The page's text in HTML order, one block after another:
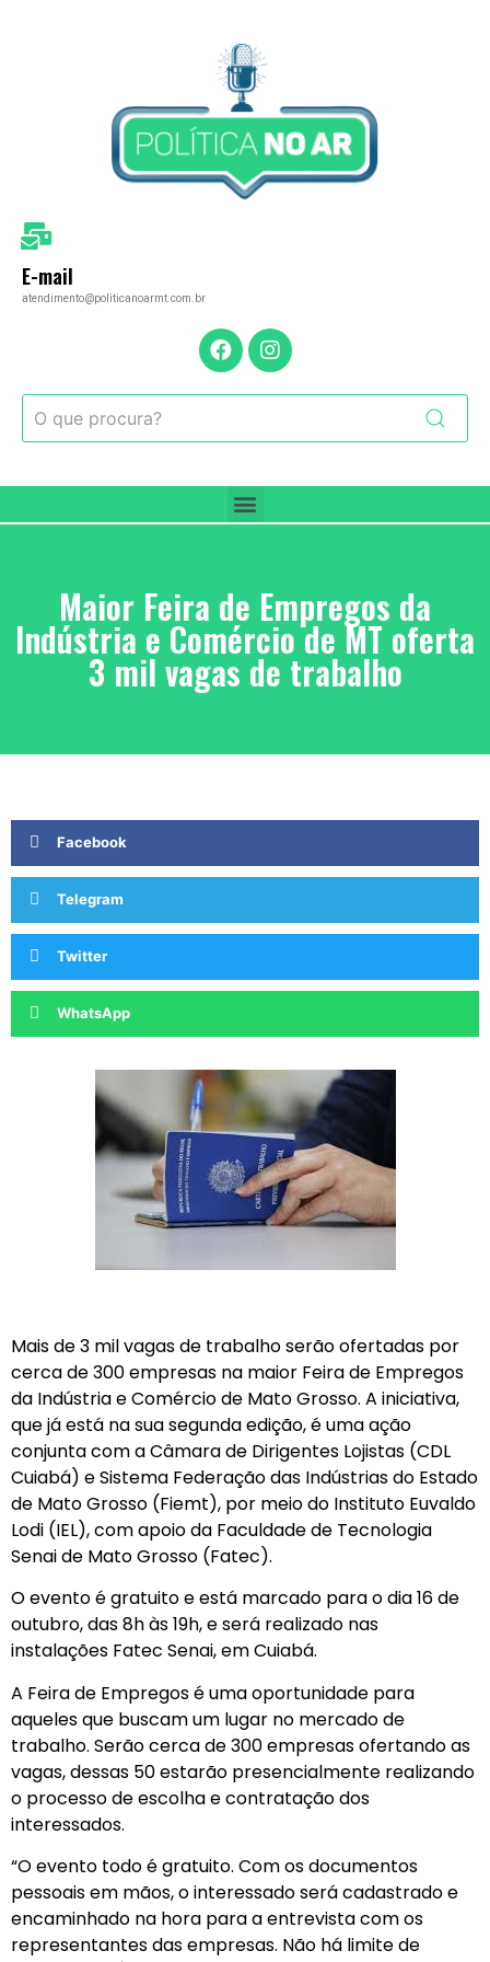
E-mail
atendimento@politicanoarmt.com.br
Maior Feira de Empregos da
Indústria e Comércio de MT oferta
3 mil vagas de trabalho
Facebook
Telegram
Twitter
WhatsApp
Mais de 3 mil vagas de trabalho serão ofertadas por
cerca de 300 empresas na maior Feira de Empregos
da Indústria e Comércio de Mato Grosso. A iniciativa,
que já está na sua segunda edição, é uma ação
conjunta com a Câmara de Dirigentes Lojistas (CDL
Cuiabá) e Sistema Federação das Indústrias do Estado
de Mato Grosso (Fiemt), por meio do Instituto Euvaldo
Lodi (IEL), com apoio da Faculdade de Tecnologia
Senai de Mato Grosso (Fatec).
O evento é gratuito e está marcado para o dia 16 de
outubro, das 8h às 19h, e será realizado nas
instalações Fatec Senai, em Cuiabá.
A Feira de Empregos é uma oportunidade para
aqueles que buscam um lugar no mercado de
trabalho. Serão cerca de 300 empresas ofertando as
vagas, dessas 50 estarão presencialmente realizando
o processo de escolha e contratação dos
interessados.
“O evento todo é gratuito. Com os documentos
pessoais em mãos, o interessado será cadastrado e
encaminhado na hora para a entrevista com os
representantes das empresas. Não há limite de